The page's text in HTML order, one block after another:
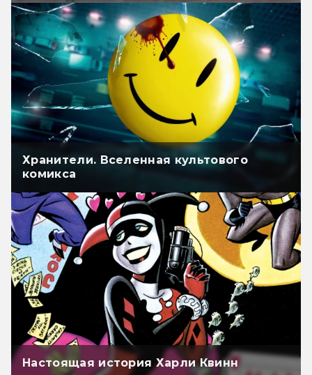
Хранители. Вселенная культового
комикса
Настоящая история Харли Квинн